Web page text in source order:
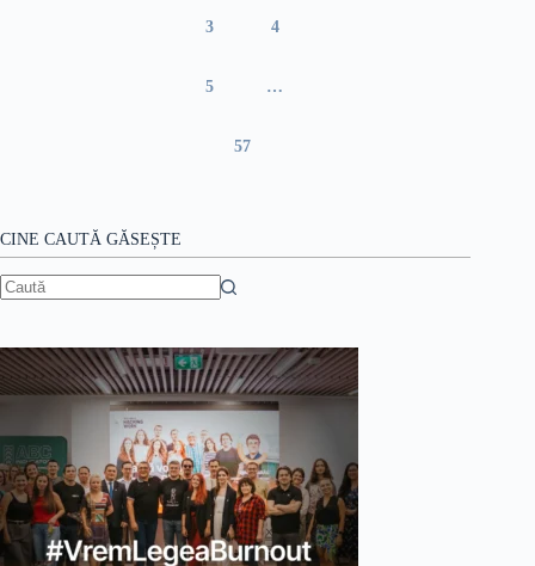
3 4
5 …
57
CINE CAUTĂ GĂSEȘTE